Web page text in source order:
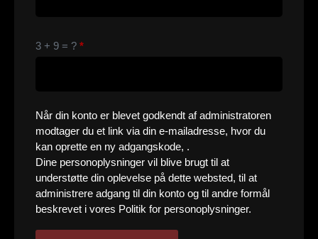
3 + 9 = ? *
Når din konto er blevet godkendt af administratoren
modtager du et link via din e-mailadresse, hvor du
kan oprette en ny adgangskode, .
Dine personoplysninger vil blive brugt til at
understøtte din oplevelse på dette websted, til at
administrere adgang til din konto og til andre formål
beskrevet i vores Politik for personoplysninger.